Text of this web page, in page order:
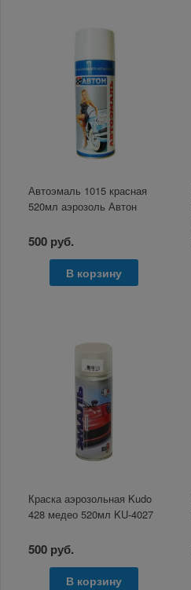
Автоэмаль 1015 красная
520мл аэрозоль Автон
500 руб.
В корзину
Краска аэрозольная Kudo
428 медео 520мл KU-4027
500 руб.
В корзину